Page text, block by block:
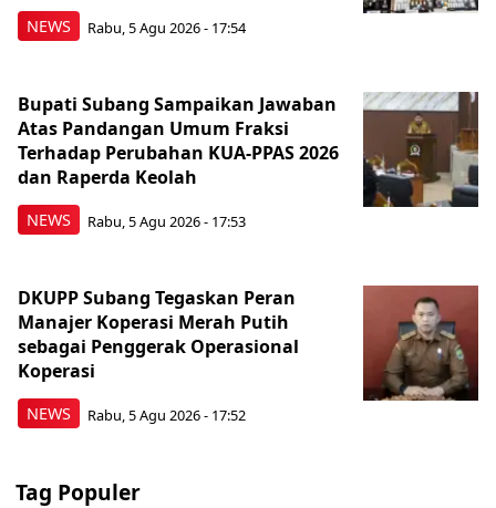
NEWS Rabu, 5 Agu 2026 - 17:54
NEWS
Bupati Subang Sampaikan Jawaban
Atas Pandangan Umum Fraksi
Terhadap Perubahan KUA-PPAS 2026
dan Raperda Keolah
Rabu, 5 Agu 2026 - 17:53
NEWS
DKUPP Subang Tegaskan Peran
Manajer Koperasi Merah Putih
sebagai Penggerak Operasional
Koperasi
Rabu, 5 Agu 2026 - 17:52
Tag Populer